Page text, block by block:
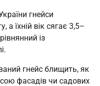
гнейси
їхній вік сягає 3,5–
із
гнейс блищить, як
фасадів чи садових